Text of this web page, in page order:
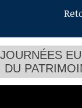
au
Commissions
Présidence
Évènements
DU